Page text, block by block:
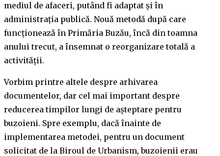
mediul de afaceri, putând fi adaptat şi în
administraţia publică. Nouă metodă după care
funcționează în Primăria Buzău, încă din toamna
anului trecut, a însemnat o reorganizare totală a
activității.
Vorbim printre altele despre arhivarea
documentelor, dar cel mai important despre
reducerea timpilor lungi de așteptare pentru
buzoieni. Spre exemplu, dacă înainte de
implementarea metodei, pentru un document
solicitat de la Biroul de Urbanism, buzoienii erau